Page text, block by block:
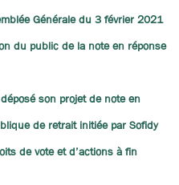
Générale du 3 février 2021
du public de la note en réponse
son projet de note en
de retrait initiée par Sofidy
de vote et d’actions à fin